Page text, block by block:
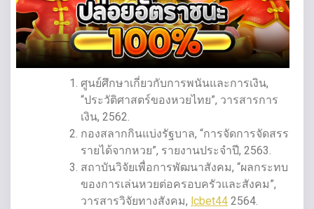
ศูนย์ศึกษาเกี่ยวกับการพนันและการเงิน,
“ประวัติศาสตร์ของหวยไทย”, วารสารการ
เงิน, 2562.
กองสลากกินแบ่งรัฐบาล, “การจัดการจัดสรร
รายได้จากหวย”, รายงานประจำปี, 2563.
สถาบันวิจัยเพื่อการพัฒนาสังคม, “ผลกระทบ
ของการเล่นหวยต่อครอบครัวและสังคม”,
วารสารวิจัยทางสังคม, lcbet44 2564.